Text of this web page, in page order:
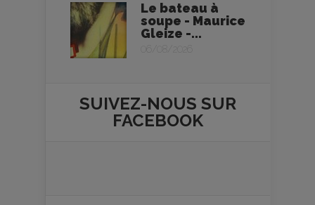
Le bateau à
soupe - Maurice
Gleize -...
06/08/2026
SUIVEZ-NOUS SUR
FACEBOOK